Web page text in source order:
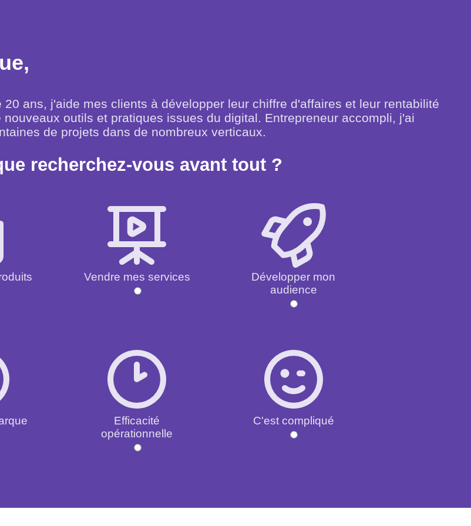
20 ans, j'aide mes clients à développer leur chiffre d'affaires et leur rentabilité
nouveaux outils et pratiques issues du digital. Entrepreneur accompli, j'ai
de projets dans de nombreux verticaux.
recherchez-vous avant tout ?
Vendre mes services
Développer mon
audience
Efficacité
opérationnelle
C'est compliqué